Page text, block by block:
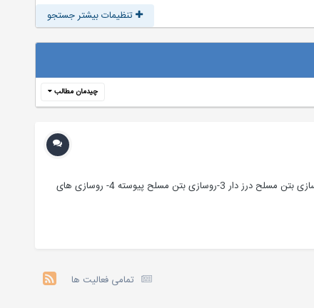
تنظیمات بیشتر جستجو
چیدمان مطالب
روشهای طرح روسازی بتن آسفالتی فرودگاه صابر بادرودی - فوق لیسانس راه و ترابری انواع روسازی های بتنی 1- روسازی بتنی درز دار غیر مسلح 2- روسازی بتن مسلح درز دار 3-روسازی بتن مسلح پیوسته 4- روسازی های
تمامی فعالیت ها